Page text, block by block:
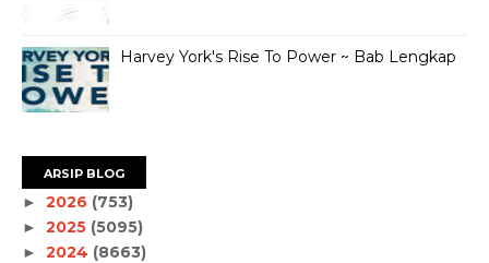
Harvey York's Rise To Power ~ Bab Lengkap
ARSIP BLOG
► 2026 (753)
► 2025 (5095)
► 2024 (8663)